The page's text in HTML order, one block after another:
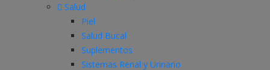
Salud
Piel
Salud Bucal
Suplementos
Sistemas Renal y Urinario